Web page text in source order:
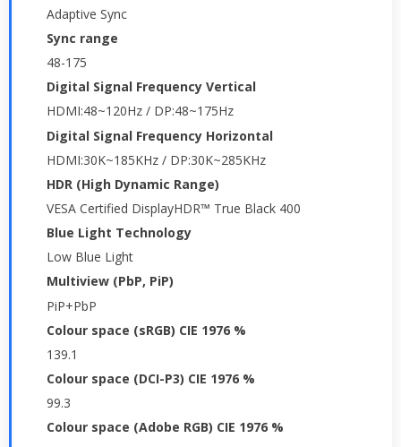
Adaptive Sync
Sync range
48-175
Digital Signal Frequency Vertical
HDMI:48~120Hz / DP:48~175Hz
Digital Signal Frequency Horizontal
HDMI:30K~185KHz / DP:30K~285KHz
HDR (High Dynamic Range)
VESA Certified DisplayHDR™ True Black 400
Blue Light Technology
Low Blue Light
Multiview (PbP, PiP)
PiP+PbP
Colour space (sRGB) CIE 1976 %
139.1
Colour space (DCI-P3) CIE 1976 %
99.3
Colour space (Adobe RGB) CIE 1976 %